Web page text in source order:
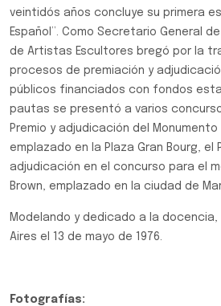
veintidós años concluye su primera
Español”. Como Secretario General
de Artistas Escultores bregó por la
procesos de premiación y
públicos financiados con fondos
pautas se presentó a varios
Premio y adjudicación del Monumento
emplazado en la Plaza Gran Bourg, el
adjudicación en el concurso para el
Brown, emplazado en la ciudad de
Modelando y dedicado a la
Aires el 13 de mayo de 1976.
Fotografías: